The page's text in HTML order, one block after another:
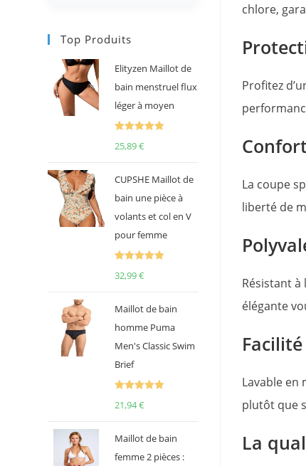
chlore,
Profitez
La coupe
liberté de
Résistant
élégante
Lavable
plutôt que
La
Top Produits
Elityzen Maillot de
bain menstruel flux
léger à moyen
25,89€
CUPSHE Maillot de
bain une pièce à
volants et col en V
pour femme
32,99€
Maillot de bain
homme Puma
Men's Classic Swim
Brief
21,94€
Maillot de bain
femme 2 pièces :